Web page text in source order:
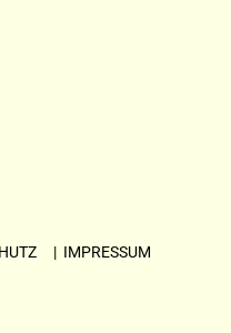
| IMPRESSUM